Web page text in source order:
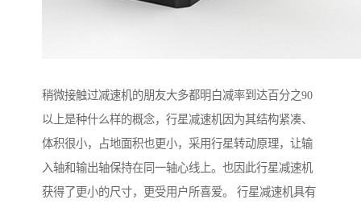
稍微接触过减速机的朋友大多都明白减率到达百分之90
以上是种什么样的概念，行星减速机因为其结构紧凑、
体积很小，占地面积也更小，采用行星转动原理，让输
入轴和输出轴保持在同一轴心线上。也因此行星减速机
获得了更小的尺寸，更受用户所喜爱。 行星减速机具有